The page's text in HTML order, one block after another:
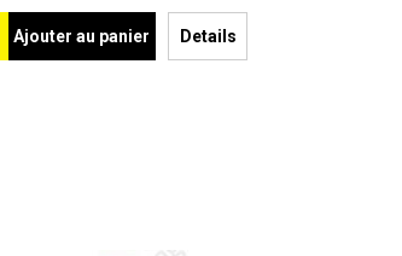
Ajouter au panier Details